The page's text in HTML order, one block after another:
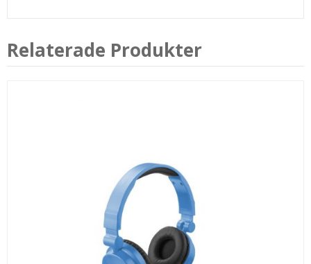
Relaterade Produkter